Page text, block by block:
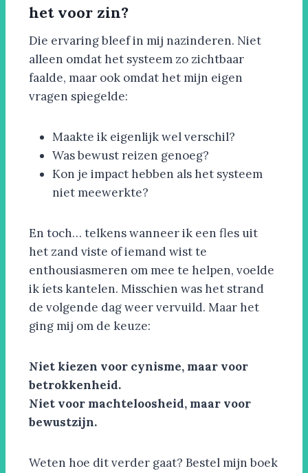
het voor zin?
Die ervaring bleef in mij nazinderen. Niet
alleen omdat het systeem zo zichtbaar
faalde, maar ook omdat het mijn eigen
vragen spiegelde:
Maakte ik eigenlijk wel verschil?
Was bewust reizen genoeg?
Kon je impact hebben als het systeem
niet meewerkte?
En toch… telkens wanneer ik een fles uit
het zand viste of iemand wist te
enthousiasmeren om mee te helpen, voelde
ik íets kantelen. Misschien was het strand
de volgende dag weer vervuild. Maar het
ging mij om de keuze:
Niet kiezen voor cynisme, maar voor
betrokkenheid.
Niet voor machteloosheid, maar voor
bewustzijn.
Weten hoe dit verder gaat? Bestel mijn boek